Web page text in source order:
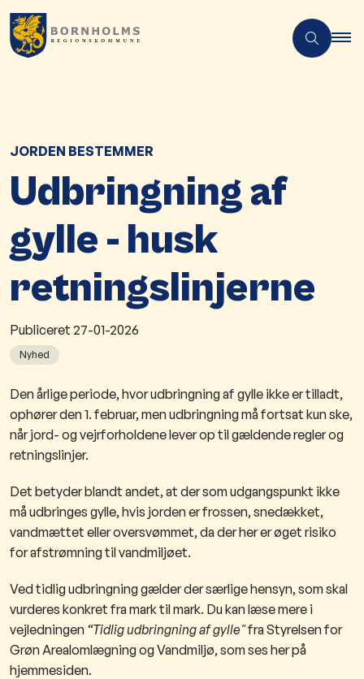
JORDEN BESTEMMER
Udbringning af
gylle - husk
retningslinjerne
Publiceret 27-01-2026
Nyhed
​​Den årlige periode, hvor udbringning af gylle ikke er tilladt,
ophører den 1. februar, men udbringning må fortsat kun ske,
når jord- og vejrforholdene lever op til gældende regler og
retningslinjer.
Det betyder blandt andet, at der som udgangspunkt ikke
må udbringes gylle, hvis jorden er frossen, snedækket,
vandmættet eller oversvømmet, da der her er øget risiko
for afstrømning til vandmiljøet.
Ved tidlig udbringning gælder der særlige hensyn, som skal
vurderes konkret fra mark til mark. Du kan læse mere i
vejledningen “Tidlig udbringning af gylle"fra Styrelsen for
Grøn Arealomlægning og Vandmiljø, som ses her på
hjemmesiden.